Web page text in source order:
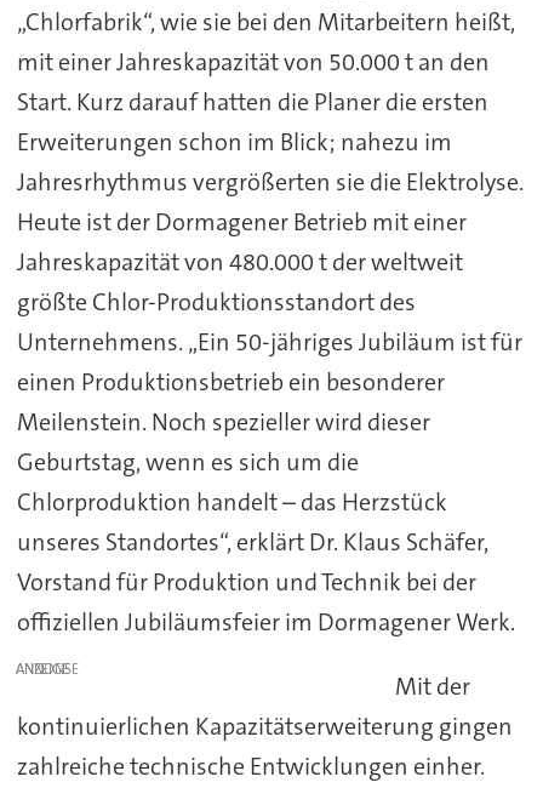
„Chlorfabrik“, wie sie bei den Mitarbeitern heißt,
mit einer Jahreskapazität von 50.000 t an den
Start. Kurz darauf hatten die Planer die ersten
Erweiterungen schon im Blick; nahezu im
Jahresrhythmus vergrößerten sie die Elektrolyse.
Heute ist der Dormagener Betrieb mit einer
Jahreskapazität von 480.000 t der weltweit
größte Chlor-Produktionsstandort des
Unternehmens. „Ein 50-jähriges Jubiläum ist für
einen Produktionsbetrieb ein besonderer
Meilenstein. Noch spezieller wird dieser
Geburtstag, wenn es sich um die
Chlorproduktion handelt – das Herzstück
unseres Standortes“, erklärt Dr. Klaus Schäfer,
Vorstand für Produktion und Technik bei der
offiziellen Jubiläumsfeier im Dormagener Werk.
ANZEIGE
Mit der
kontinuierlichen Kapazitätserweiterung gingen
zahlreiche technische Entwicklungen einher.